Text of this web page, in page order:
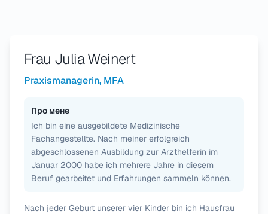
Frau Julia Weinert
Praxismanagerin, MFA
Про мене
Ich bin eine ausgebildete Medizinische
Fachangestellte. Nach meiner erfolgreich
abgeschlossenen Ausbildung zur Arzthelferin im
Januar 2000 habe ich mehrere Jahre in diesem
Beruf gearbeitet und Erfahrungen sammeln können.
Nach jeder Geburt unserer vier Kinder bin ich Hausfrau